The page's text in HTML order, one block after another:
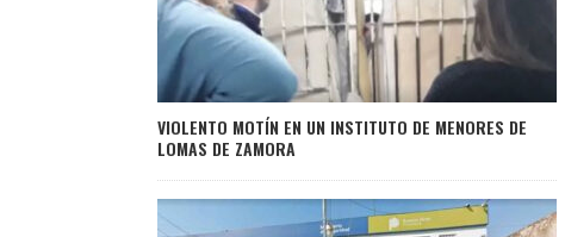
VIOLENTO MOTÍN EN UN INSTITUTO DE MENORES DE
LOMAS DE ZAMORA